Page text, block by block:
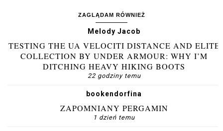
ZAGLĄDAM RÓWNIEŻ
Melody Jacob
TESTING THE UA VELOCITI DISTANCE AND ELITE
COLLECTION BY UNDER ARMOUR: WHY I’M
DITCHING HEAVY HIKING BOOTS
22 godziny temu
bookendorfina
ZAPOMNIANY PERGAMIN
1 dzień temu